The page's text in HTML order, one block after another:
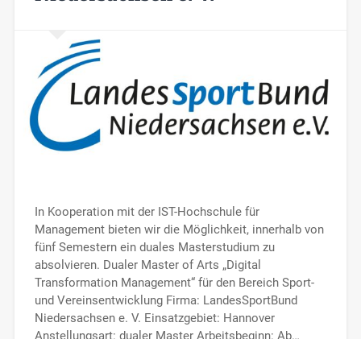
In Kooperation mit der IST-Hochschule für
Management bieten wir die Möglichkeit, innerhalb von
fünf Semestern ein duales Masterstudium zu
absolvieren. Dualer Master of Arts „Digital
Transformation Management“ für den Bereich Sport-
und Vereinsentwicklung Firma: LandesSportBund
Niedersachsen e. V. Einsatzgebiet: Hannover
Anstellungsart: dualer Master Arbeitsbeginn: Ab…